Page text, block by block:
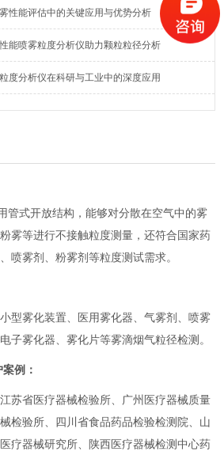
性能评估中的关键应用与优势分析
能喷雾粒度分析仪助力颗粒粒径分析
度分析仪在科研与工业中的深度应用
管式开放结构，能够对分散在空气中的雾
雾等进行不接触粒度测量，还符合国家药
喷雾剂、粉雾剂等粒度测试需求。
型雾化装置、医用雾化器、气雾剂、喷雾
子雾化器、雾化片等雾滴烟气粒径检测。
例：
苏省医疗器械检验所、广州医疗器械质量
检验所、四川省食品药品检验检测院、山
疗器械研究所、陕西医疗器械检测中心药